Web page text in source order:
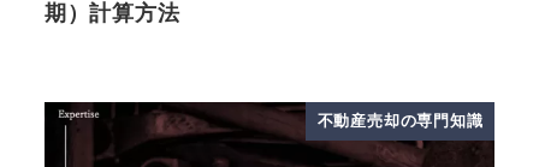
期）計算方法
不動産売却の専門知識